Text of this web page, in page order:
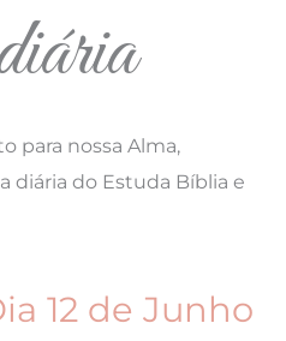
para nossa Alma,
diária do Estuda Bíblia e
12 de Junho